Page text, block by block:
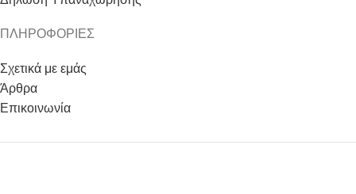
ΠΛΗΡΟΦΟΡΙΕΣ
Σχετικά με εμάς
Άρθρα
Επικοινωνία